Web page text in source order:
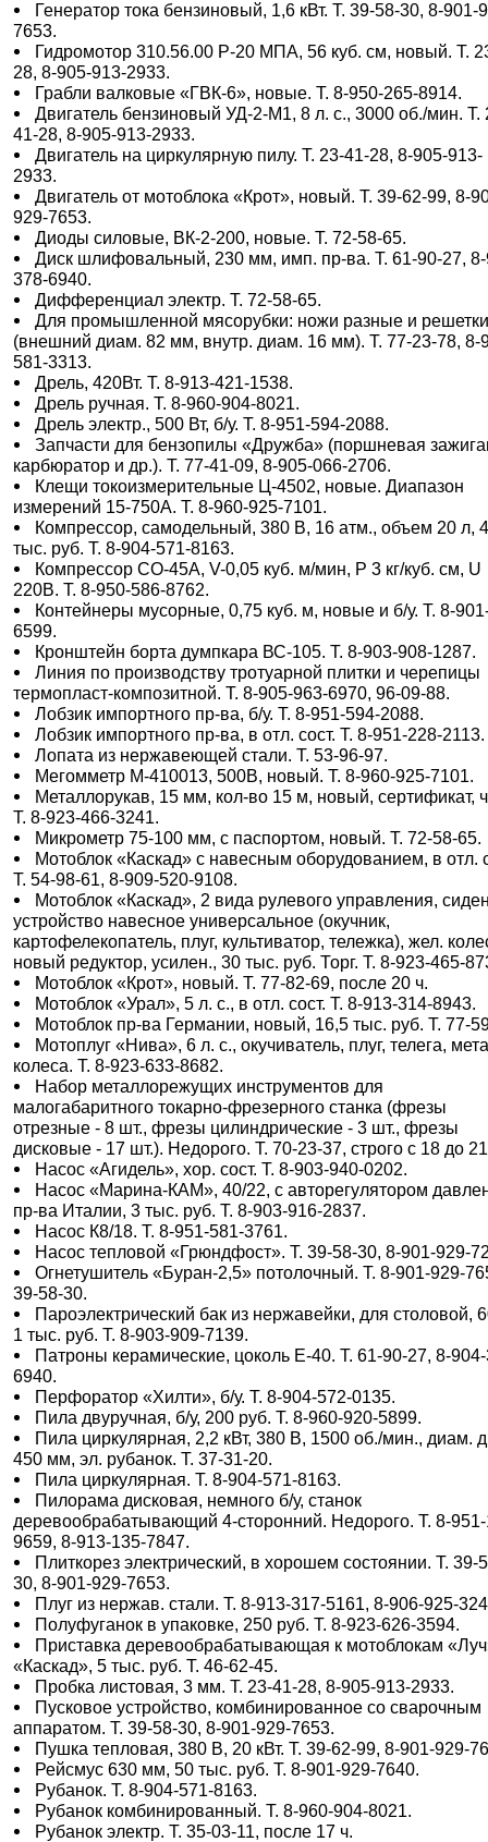
Генератор тока бензиновый, 1,6 кВт. Т. 39-58-30, 8-901-
7653.
Гидромотор 310.56.00 Р-20 МПА, 56 куб. см, новый. Т.
28, 8-905-913-2933.
Грабли валковые «ГВК-6», новые. Т. 8-950-265-8914.
Двигатель бензиновый УД-2-М1, 8 л. с., 3000 об./мин. Т.
41-28, 8-905-913-2933.
Двигатель на циркулярную пилу. Т. 23-41-28, 8-905-913-
2933.
Двигатель от мотоблока «Крот», новый. Т. 39-62-99, 8-
929-7653.
Диоды силовые, ВК-2-200, новые. Т. 72-58-65.
Диск шлифовальный, 230 мм, имп. пр-ва. Т. 61-90-27,
378-6940.
Дифференциал электр. Т. 72-58-65.
Для промышленной мясорубки: ножи разные и
(внешний диам. 82 мм, внутр. диам. 16 мм). Т. 77-23-78, 8-
581-3313.
Дрель, 420Вт. Т. 8-913-421-1538.
Дрель ручная. Т. 8-960-904-8021.
Дрель электр., 500 Вт, б/у. Т. 8-951-594-2088.
Запчасти для бензопилы «Дружба» (поршневая
карбюратор и др.). Т. 77-41-09, 8-905-066-2706.
Клещи токоизмерительные Ц-4502, новые. Диапазон
измерений 15-750А. Т. 8-960-925-7101.
Компрессор, самодельный, 380 В, 16 атм., объем 20 л,
тыс. руб. Т. 8-904-571-8163.
Компрессор СО-45А, V-0,05 куб. м/мин, P 3 кг/куб. см, U
220В. Т. 8-950-586-8762.
Контейнеры мусорные, 0,75 куб. м, новые и б/у. Т. 8-
6599.
Кронштейн борта думпкара ВС-105. Т. 8-903-908-1287.
Линия по производству тротуарной плитки и черепицы
термопласт-композитной. Т. 8-905-963-6970, 96-09-88.
Лобзик импортного пр-ва, б/у. Т. 8-951-594-2088.
Лобзик импортного пр-ва, в отл. сост. Т. 8-951-228-2113.
Лопата из нержавеющей стали. Т. 53-96-97.
Мегомметр М-410013, 500В, новый. Т. 8-960-925-7101.
Металлорукав, 15 мм, кол-во 15 м, новый, сертификат,
Т. 8-923-466-3241.
Микрометр 75-100 мм, с паспортом, новый. Т. 72-58-65.
Мотоблок «Каскад» с навесным оборудованием, в отл.
Т. 54-98-61, 8-909-520-9108.
Мотоблок «Каскад», 2 вида рулевого управления,
устройство навесное универсальное (окучник,
картофелекопатель, плуг, культиватор, тележка), жел.
новый редуктор, усилен., 30 тыс. руб. Торг. Т. 8-923-465-
Мотоблок «Крот», новый. Т. 77-82-69, после 20 ч.
Мотоблок «Урал», 5 л. с., в отл. сост. Т. 8-913-314-8943.
Мотоблок пр-ва Германии, новый, 16,5 тыс. руб. Т. 77-
Мотоплуг «Нива», 6 л. с., окучиватель, плуг, телега,
колеса. Т. 8-923-633-8682.
Набор металлорежущих инструментов для
малогабаритного токарно-фрезерного станка (фрезы
отрезные - 8 шт., фрезы цилиндрические - 3 шт., фрезы
дисковые - 17 шт.). Недорого. Т. 70-23-37, строго с 18 до
Насос «Агидель», хор. сост. Т. 8-903-940-0202.
Насос «Марина-КАМ», 40/22, с авторегулятором
пр-ва Италии, 3 тыс. руб. Т. 8-903-916-2837.
Насос К8/18. Т. 8-951-581-3761.
Насос тепловой «Грюндфост». Т. 39-58-30, 8-901-929-
Огнетушитель «Буран-2,5» потолочный. Т. 8-901-929-
39-58-30.
Пароэлектрический бак из нержавейки, для столовой,
1 тыс. руб. Т. 8-903-909-7139.
Патроны керамические, цоколь Е-40. Т. 61-90-27, 8-
6940.
Перфоратор «Хилти», б/у. Т. 8-904-572-0135.
Пила двуручная, б/у, 200 руб. Т. 8-960-920-5899.
Пила циркулярная, 2,2 кВт, 380 В, 1500 об./мин., диам.
450 мм, эл. рубанок. Т. 37-31-20.
Пила циркулярная. Т. 8-904-571-8163.
Пилорама дисковая, немного б/у, станок
деревообрабатывающий 4-сторонний. Недорого. Т. 8-
9659, 8-913-135-7847.
Плиткорез электрический, в хорошем состоянии. Т. 39-
30, 8-901-929-7653.
Плуг из нержав. стали. Т. 8-913-317-5161, 8-906-925-
Полуфуганок в упаковке, 250 руб. Т. 8-923-626-3594.
Приставка деревообрабатывающая к мотоблокам
«Каскад», 5 тыс. руб. Т. 46-62-45.
Пробка листовая, 3 мм. Т. 23-41-28, 8-905-913-2933.
Пусковое устройство, комбинированное со сварочным
аппаратом. Т. 39-58-30, 8-901-929-7653.
Пушка тепловая, 380 В, 20 кВт. Т. 39-62-99, 8-901-929-
Рейсмус 630 мм, 50 тыс. руб. Т. 8-901-929-7640.
Рубанок. Т. 8-904-571-8163.
Рубанок комбинированный. Т. 8-960-904-8021.
Рубанок электр. Т. 35-03-11, после 17 ч.